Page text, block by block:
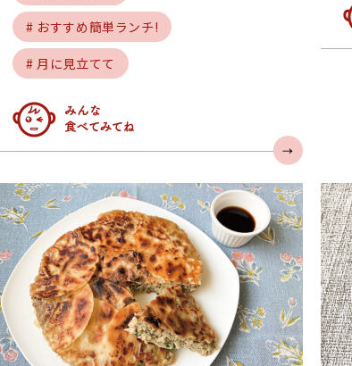
# おすすめ簡単ランチ!
# 月に見立てて
みんなの人気急上昇